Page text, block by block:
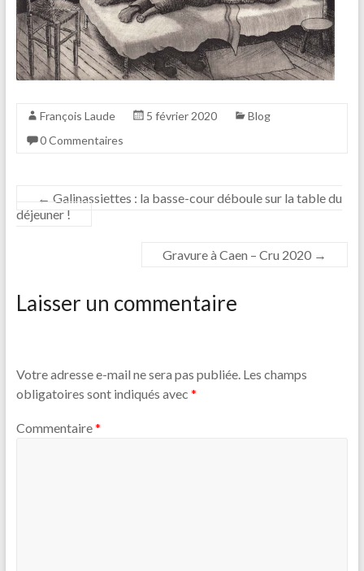
François Laude 5 février 2020
Blog
0 Commentaires
← Galinassiettes : la basse-cour déboule sur la table du
déjeuner !
Gravure à Caen – Cru 2020 →
Laisser un commentaire
Votre adresse e-mail ne sera pas publiée. Les champs
obligatoires sont indiqués avec *
Commentaire*